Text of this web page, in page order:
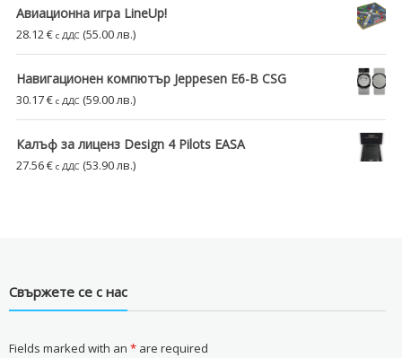
Авиационна игра LineUp!
28.12 € с ДДС (55.00 лв.)
Навигационен компютър Jeppesen E6-B CSG
30.17€ с ДДС (59.00 лв.)
Калъф за лиценз Design 4 Pilots EASA
27.56€ с ДДС (53.90 лв.)
Свържете се с нас
Fields marked with an *are required